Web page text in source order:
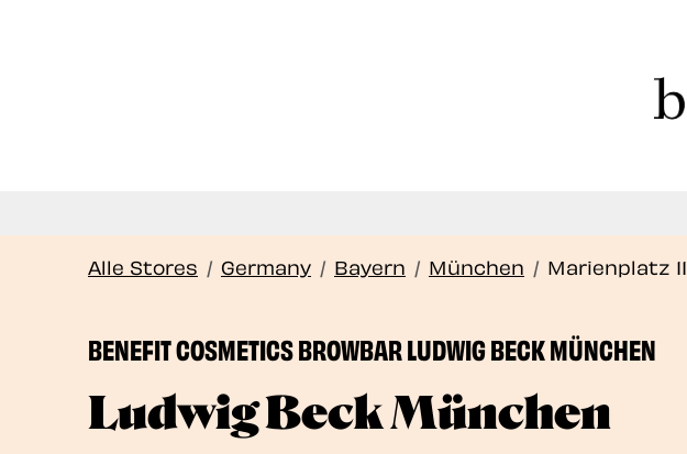
Alle Stores / Germany / Bayern / München / Marienplatz 11
BENEFIT COSMETICS BROWBAR LUDWIG BECK MÜNCHEN
Ludwig Beck München